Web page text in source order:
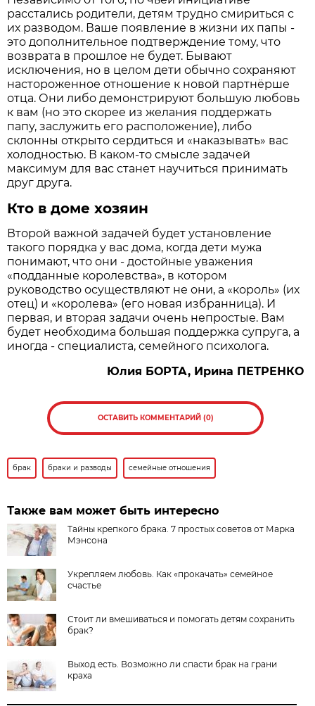
расстались родители, детям трудно смириться с
их разводом. Ваше появление в жизни их папы -
это дополнительное подтверждение тому, что
возврата в прошлое не будет. Бывают
исключения, но в целом дети обычно сохраняют
настороженное отношение к новой партнёрше
отца. Они либо демонстрируют большую любовь
к вам (но это скорее из желания поддержать
папу, заслужить его расположение), либо
склонны открыто сердиться и «наказывать» вас
холодностью. В каком-то смысле задачей
максимум для вас станет научиться принимать
друг друга.
Кто в доме хозяин
Второй важной задачей будет установление
такого порядка у вас дома, когда дети мужа
понимают, что они - достойные уважения
«подданные королевства», в котором
руководство осуществляют не они, а «король» (их
отец) и «королева» (его новая избранница). И
первая, и вторая задачи очень непростые. Вам
будет необходима большая поддержка супруга, а
иногда - специалиста, семейного психолога.
Юлия БОРТА, Ирина ПЕТРЕНКО
ОСТАВИТЬ КОММЕНТАРИЙ (0)
брак браки и разводы семейные отношения
Также вам может быть интересно
Тайны крепкого брака.​ 7 простых советов от Марка
Мэнсона
Укрепляем любовь. Как «прокачать» семейное
счастье
Стоит ли вмешиваться и помогать детям сохранить
брак?
Выход есть. Возможно ли спасти брак на грани
краха